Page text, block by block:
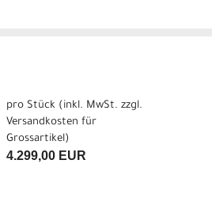
pro Stück (inkl. MwSt. zzgl.
Versandkosten für
Grossartikel)
4.299,00 EUR